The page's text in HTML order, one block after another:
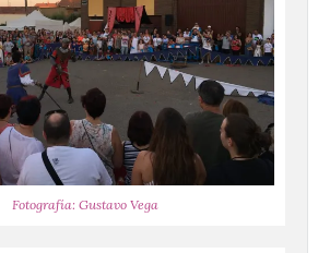
Fotografía: Gustavo Vega